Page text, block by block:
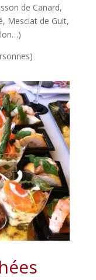
de Canard,
Mesclat de Guit,